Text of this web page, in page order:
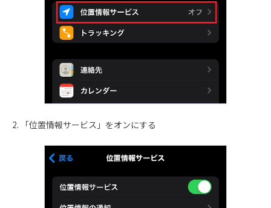
2. 「位置情報サービス」をオンにする